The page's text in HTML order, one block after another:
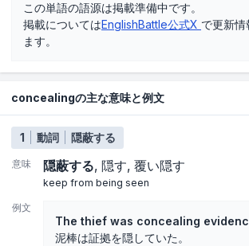
この単語の語源は掲載準備中です。
掲載についてはEnglishBattle公式X で更新
ます。
concealingの主な意味と例文
1 動詞 隠蔽する
意味 隠蔽する 隠す 覆い隠す
keep from being seen
例文
The thief was concealing
泥棒は証拠を隠していた。